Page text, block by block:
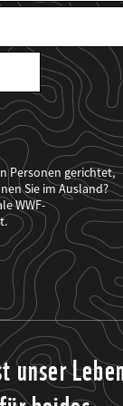
Personen gerichtet,
Sie im Ausland?
WWF-
unser